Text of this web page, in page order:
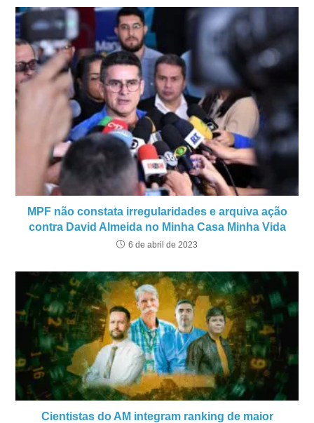
MPF não constata irregularidades e arquiva ação
contra David Almeida no Minha Casa Minha Vida
6 de abril de 2023
Cientistas do AM integram ranking de maior